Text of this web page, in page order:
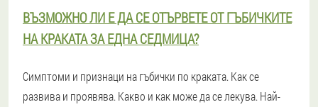
ВЪЗМОЖНО ЛИ Е ДА СЕ ОТЪРВЕТЕ ОТ ГЪБИЧКИТЕ
НА КРАКАТА ЗА ЕДНА СЕДМИЦА?
Симптоми и признаци на гъбички по краката. Как се
развива и проявява. Какво и как може да се лекува. Най-